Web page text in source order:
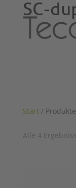
Start/ Produkte
SC-
Alle 4